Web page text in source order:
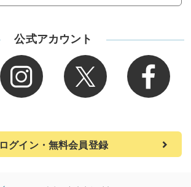
公式アカウント
ログイン・無料会員登録